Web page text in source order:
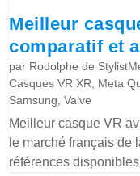
Meilleur
comparatif et
par Rodolphe de
Casques VR XR, Meta
Samsung,Valve
Meilleur casque VR
le marché français de
références